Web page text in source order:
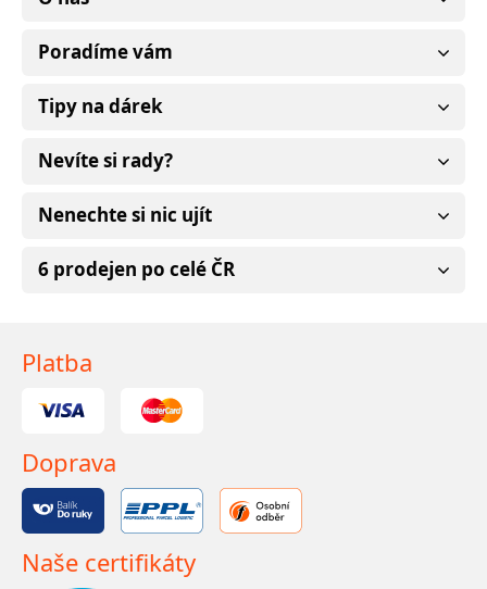
Poradíme vám
Tipy na dárek
Nevíte si rady?
Nenechte si nic ujít
6 prodejen po celé ČR
Platba
Doprava
Naše certifikáty